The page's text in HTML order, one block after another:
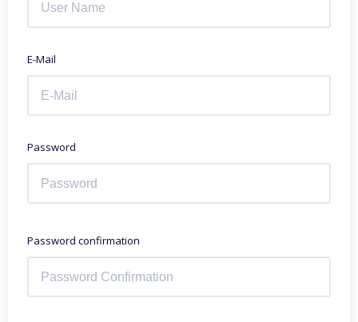
E-Mail
Password
Password confirmation